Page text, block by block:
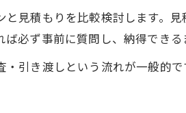
見積もりを比較検討します。
必ず事前に質問し、納得でき
引き渡しという流れが一般的